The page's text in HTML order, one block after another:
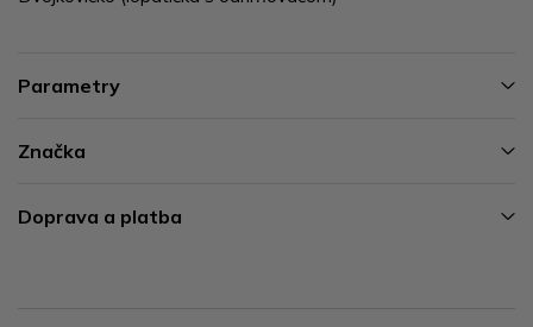
Parametry
Značka
Doprava a platba